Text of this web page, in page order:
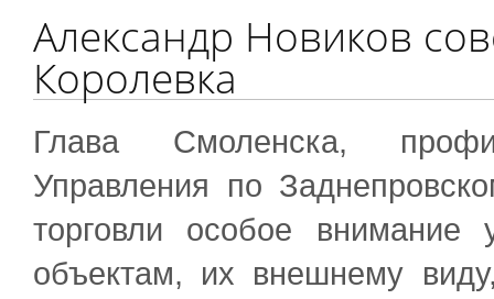
Александр Новиков
Королевка
Глава Смоленска,
Управления по
торговли особое внимание
объектам, их внешнему